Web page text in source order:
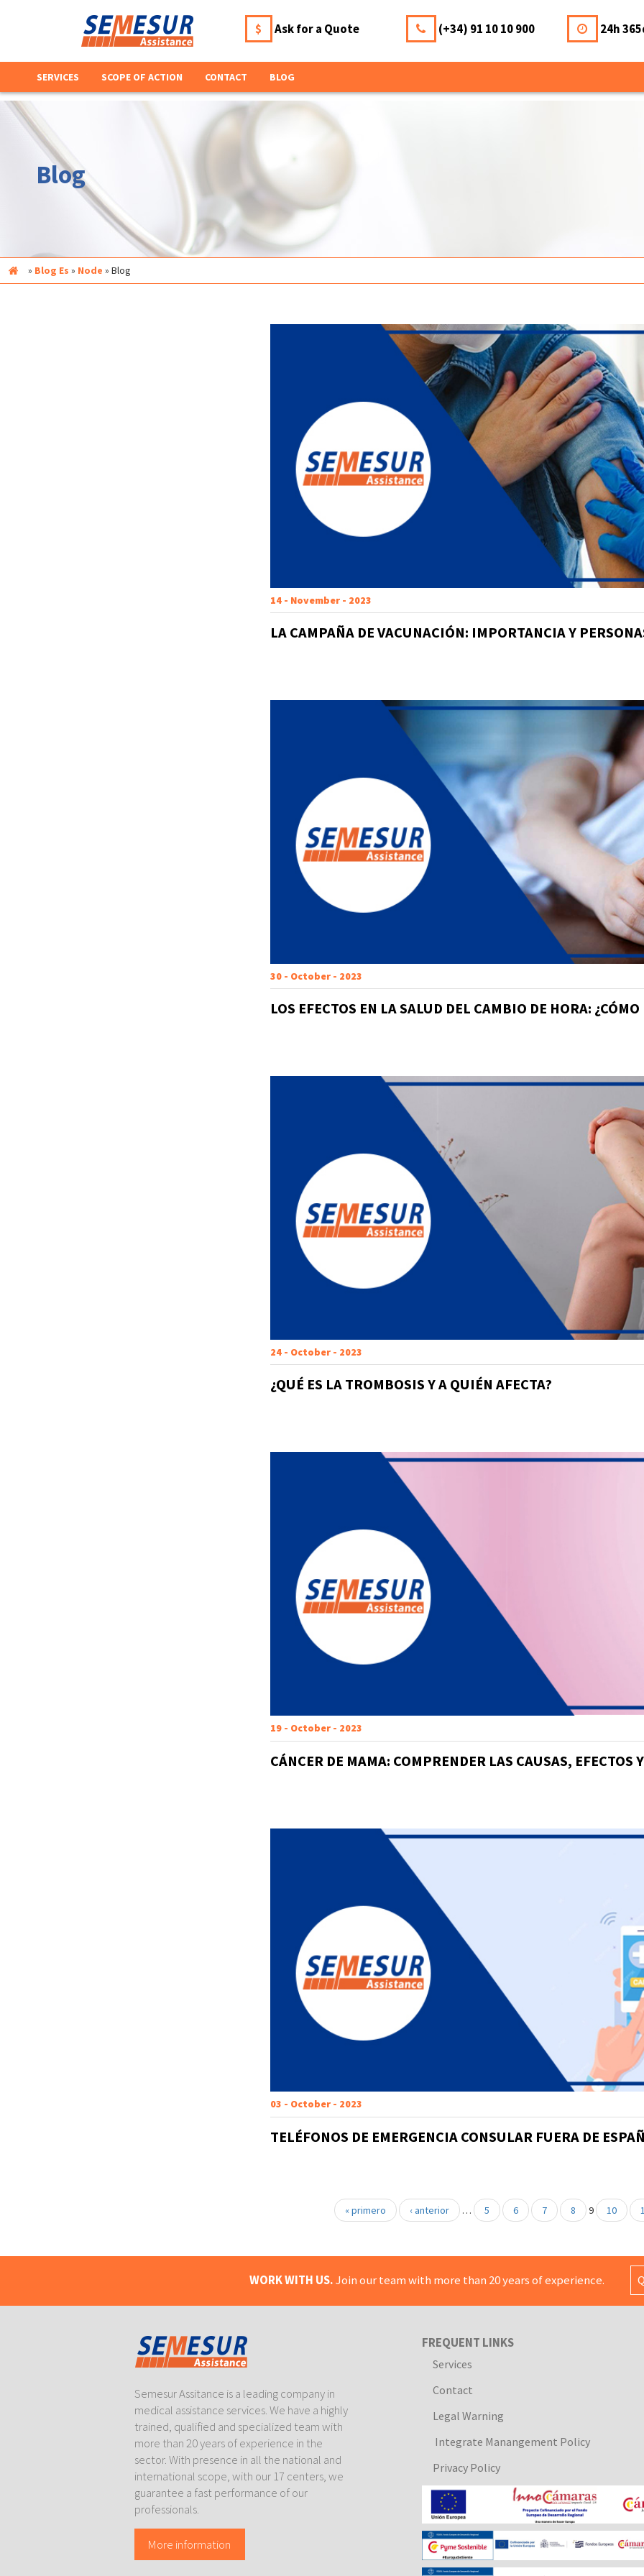
$ Ask for a Quote (+34) 91 10 10 900 24h
SERVICES SCOPE OF ACTION CONTACT BLOG
Blog
Inicio » Blog Es » Node » Blog
14 - November - 2023
LA CAMPAÑA DE VACUNACIÓN: IMPORTANCIA Y
30 - October - 2023
LOS EFECTOS EN LA SALUD DEL CAMBIO DE HORA:
24 - October - 2023
¿QUÉ ES LA TROMBOSIS Y A QUIÉN AFECTA?
19 - October - 2023
CÁNCER DE MAMA: COMPRENDER LAS CAUSAS, EFECTOS
03 - October - 2023
TELÉFONOS DE EMERGENCIA CONSULAR FUERA DE
« primero ‹ anterior … 5 6 7 8 9 10
WORK WITH US.Join our team with more than 20 years of experience.
Semesur Assitance is a leading company in
medical assistance services. We have a highly
trained, qualified and specialized team with
more than 20 years of experience in the
sector. With presence in all the national and
international scope, with our 17 centers, we
guarantee a fast performance of our
professionals.
More information
FREQUENT LINKS
Services
Contact
Legal Warning
Integrate Manangement Policy
Privacy Policy